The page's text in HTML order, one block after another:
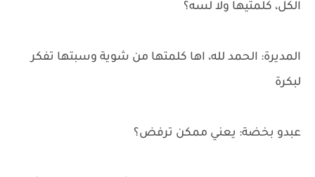
الكل، كلمتيها ولا لسه؟
المديرة: الحمد لله، اها كلمتها من شوية وسبتها تفكر
لبكرة
عبدو بخضة: يعني ممكن ترفض؟